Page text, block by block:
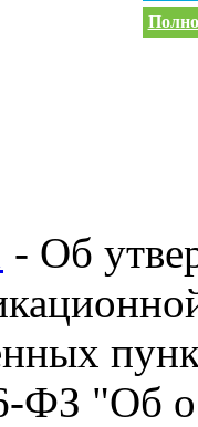
- Об
ФЗ "Об